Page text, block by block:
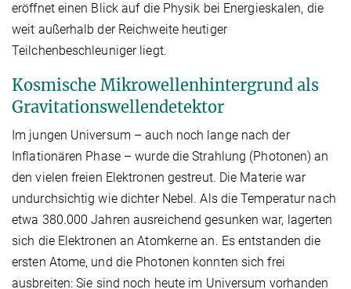
eröffnet einen Blick auf die Physik bei Energieskalen, die
weit außerhalb der Reichweite heutiger
Teilchenbeschleuniger liegt.
Kosmische Mikrowellenhintergrund als
Gravitationswellendetektor
Im jungen Universum – auch noch lange nach der
Inflationären Phase – wurde die Strahlung (Photonen) an
den vielen freien Elektronen gestreut. Die Materie war
undurchsichtig wie dichter Nebel. Als die Temperatur nach
etwa 380.000 Jahren ausreichend gesunken war, lagerten
sich die Elektronen an Atomkerne an. Es entstanden die
ersten Atome, und die Photonen konnten sich frei
ausbreiten: Sie sind noch heute im Universum vorhanden